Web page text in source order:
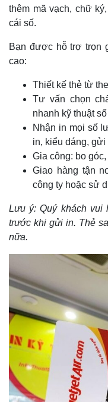
thêm mã vạch, chữ
cái số.
Bạn được hỗ trợ trọn
cao:
Thiết kế thẻ từ
Tư vấn chọn
nhanh kỹ thuật
Nhận in mọi số
in, kiểu dáng, gửi
Gia công: bo
Giao hàng tận
công ty hoặc sử
Lưu ý: Quý khách vui
trước khi gửi in. Thẻ
nữa.